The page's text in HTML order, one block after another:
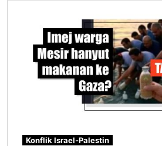
Konflik Israel-Palestin